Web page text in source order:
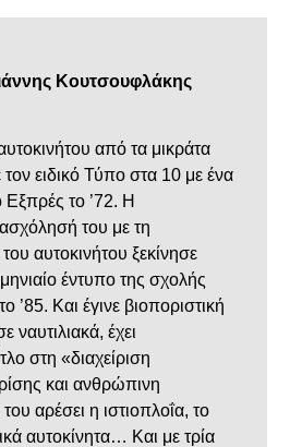
Κουτσουφλάκης
από τα μικράτα
ειδικό Τύπο στα 10 με ένα
Εξπρές το ’72. Η
του με τη
αυτοκινήτου ξεκίνησε
έντυπο της σχολής
’85. Και έγινε βιοποριστική
ναυτιλιακά, έχει
στη «διαχείριση
και ανθρώπινη
αρέσει η ιστιοπλοΐα, το
αυτοκίνητα… Kαι με τρία